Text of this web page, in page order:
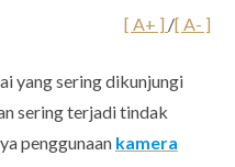
[ A+ ] /[ A- ]
yang sering dikunjungi
sering terjadi tindak
penggunaan kamera